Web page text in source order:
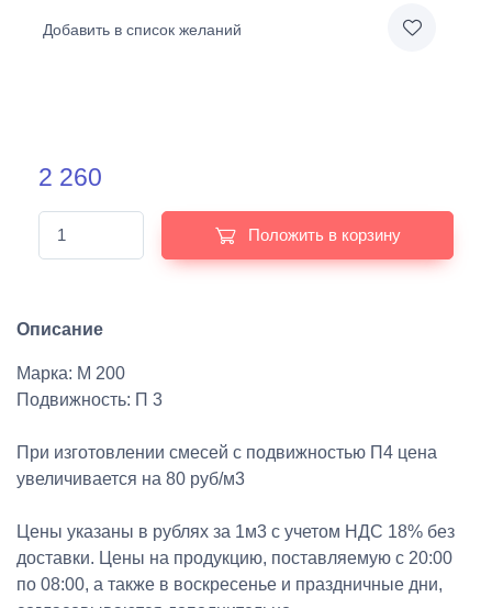
Добавить в список желаний
2 260
Положить в корзину
Описание
Марка: М 200
Подвижность: П 3
При изготовлении смесей с подвижностью П4 цена
увеличивается на 80 руб/м3
Цены указаны в рублях за 1м3 с учетом НДС 18% без
доставки. Цены на продукцию, поставляемую с 20:00
по 08:00, а также в воскресенье и праздничные дни,